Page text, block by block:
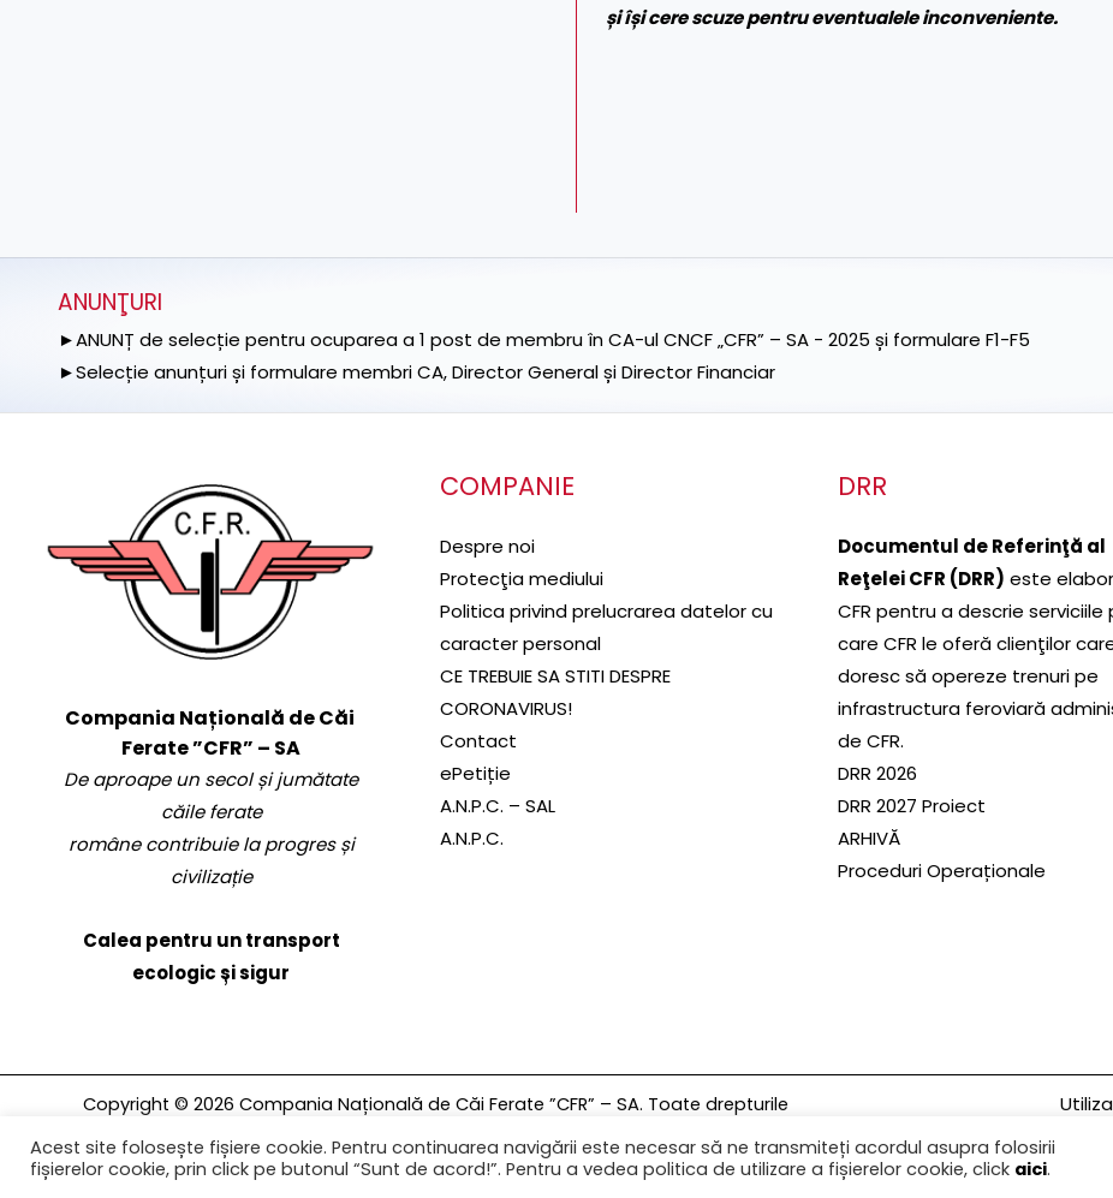
și își cere scuze pentru eventualele inconveniente.
ANUNŢURI
►ANUNȚ de selecție pentru ocuparea a 1 post de membru în CA-ul CNCF „CFR” – SA - 2025 și formulare F1-F5
►Selecție anunțuri și formulare membri CA, Director General și Director Financiar
Compania Națională de Căi
Ferate ”CFR” – SA
De aproape un secol și jumătate
căile ferate
române contribuie la progres și
civilizație
Calea pentru un transport
ecologic și sigur
COMPANIE
Despre noi
Protecţia mediului
Politica privind prelucrarea datelor cu
caracter personal
CE TREBUIE SA STITI DESPRE
CORONAVIRUS!
Contact
ePetiție
A.N.P.C. – SAL
A.N.P.C.
DRR
Documentul de Referinţă al
Reţelei CFR (DRR) este
CFR pentru a descrie serviciile
care CFR le oferă clienţilor
doresc să opereze trenuri pe
infrastructura feroviară
de CFR.
DRR 2026
DRR 2027 Proiect
ARHIVĂ
Proceduri Operaționale
Copyright © 2026 Compania Națională de Căi Ferate ”CFR” – SA. Toate drepturile
rezervate.
Acest site folosește fișiere cookie. Pentru continuarea navigării este necesar să ne transmiteți acordul asupra folosirii
fișierelor cookie, prin click pe butonul “Sunt de acord!”. Pentru a vedea politica de utilizare a fișierelor cookie, click aici.